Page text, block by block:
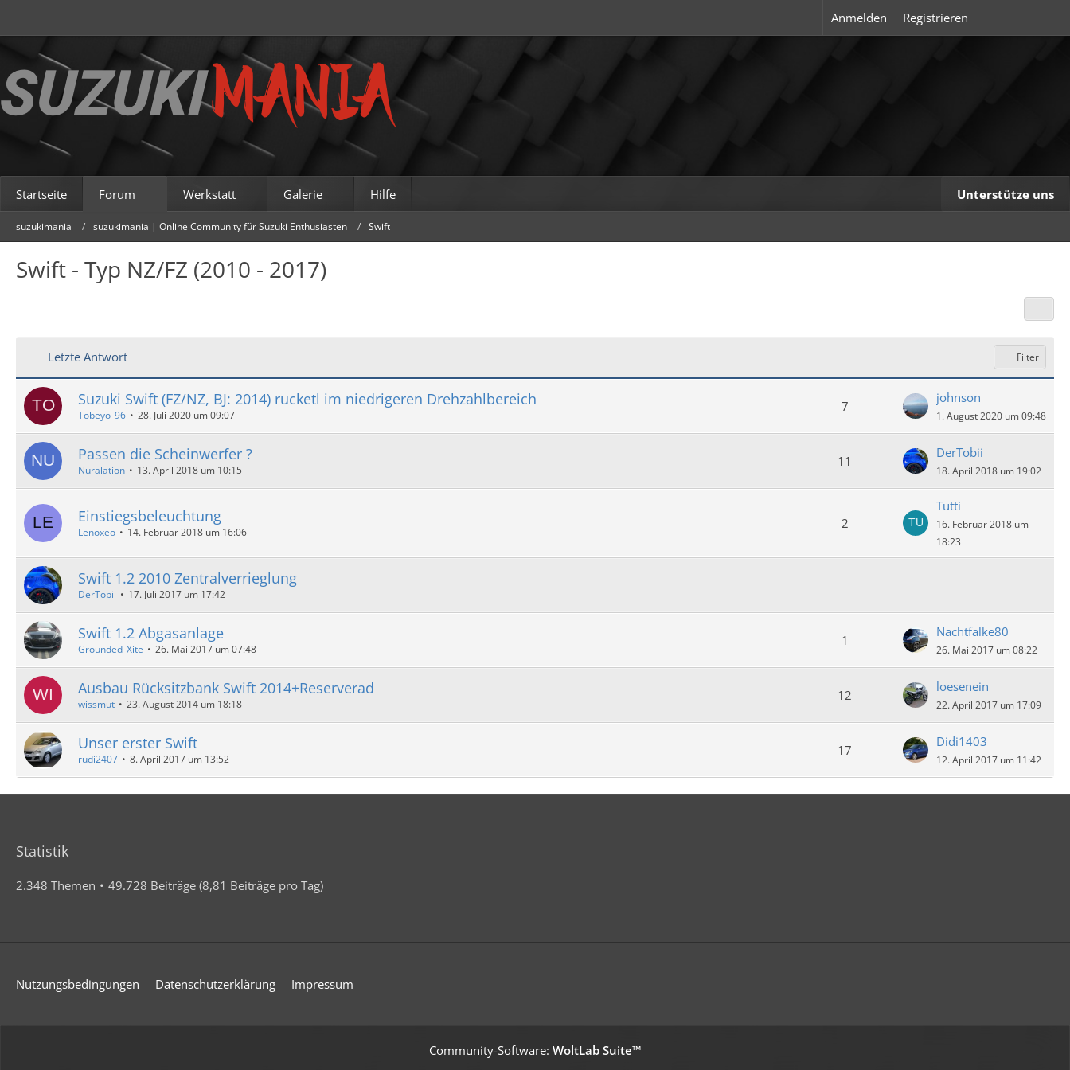
Anmelden Registrieren
Startseite Forum Werkstatt Galerie Hilfe Unterstütze uns
suzukimania suzukimania | Online Community für Suzuki Enthusiasten Swift
Swift - Typ NZ/FZ (2010 - 2017)
Letzte Antwort Filter
Suzuki Swift (FZ/NZ, BJ: 2014) rucketl im niedrigeren Drehzahlbereich
Tobeyo_96 28. Juli 2020 um 09:07
7
johnson
1. August 2020 um 09:48
Passen die Scheinwerfer ?
Nuralation 13. April 2018 um 10:15
11
DerTobii
18. April 2018 um 19:02
Einstiegsbeleuchtung
Lenoxeo 14. Februar 2018 um 16:06
2
Tutti
16. Februar 2018 um
18:23
Swift 1.2 2010 Zentralverrieglung
DerTobii 17. Juli 2017 um 17:42
Swift 1.2 Abgasanlage
Grounded_Xite 26. Mai 2017 um 07:48
1
Nachtfalke80
26. Mai 2017 um 08:22
Ausbau Rücksitzbank Swift 2014+Reserverad
wissmut 23. August 2014 um 18:18
12
loesenein
22. April 2017 um 17:09
Unser erster Swift
rudi2407 8. April 2017 um 13:52
17
Didi1403
12. April 2017 um 11:42
Statistik
2.348 Themen 49.728 Beiträge (8,81 Beiträge pro Tag)
Nutzungsbedingungen Datenschutzerklärung Impressum
Community-Software: WoltLab Suite™